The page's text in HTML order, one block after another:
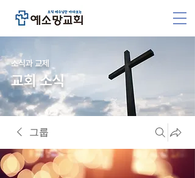
소식과 교제
교회 소식
그룹